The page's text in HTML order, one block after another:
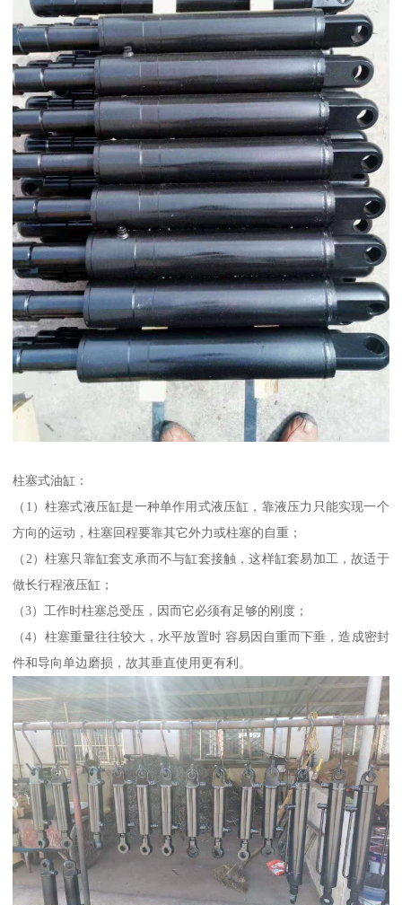
柱塞式油缸：
（1）柱塞式液压缸是一种单作用式液压缸，靠液压力只能实现一个
方向的运动，柱塞回程要靠其它外力或柱塞的自重；
（2）柱塞只靠缸套支承而不与缸套接触，这样缸套易加工，故适于
做长行程液压缸；
（3）工作时柱塞总受压，因而它必须有足够的刚度；
（4）柱塞重量往往较大，水平放置时 容易因自重而下垂，造成密封
件和导向单边磨损，故其垂直使用更有利。